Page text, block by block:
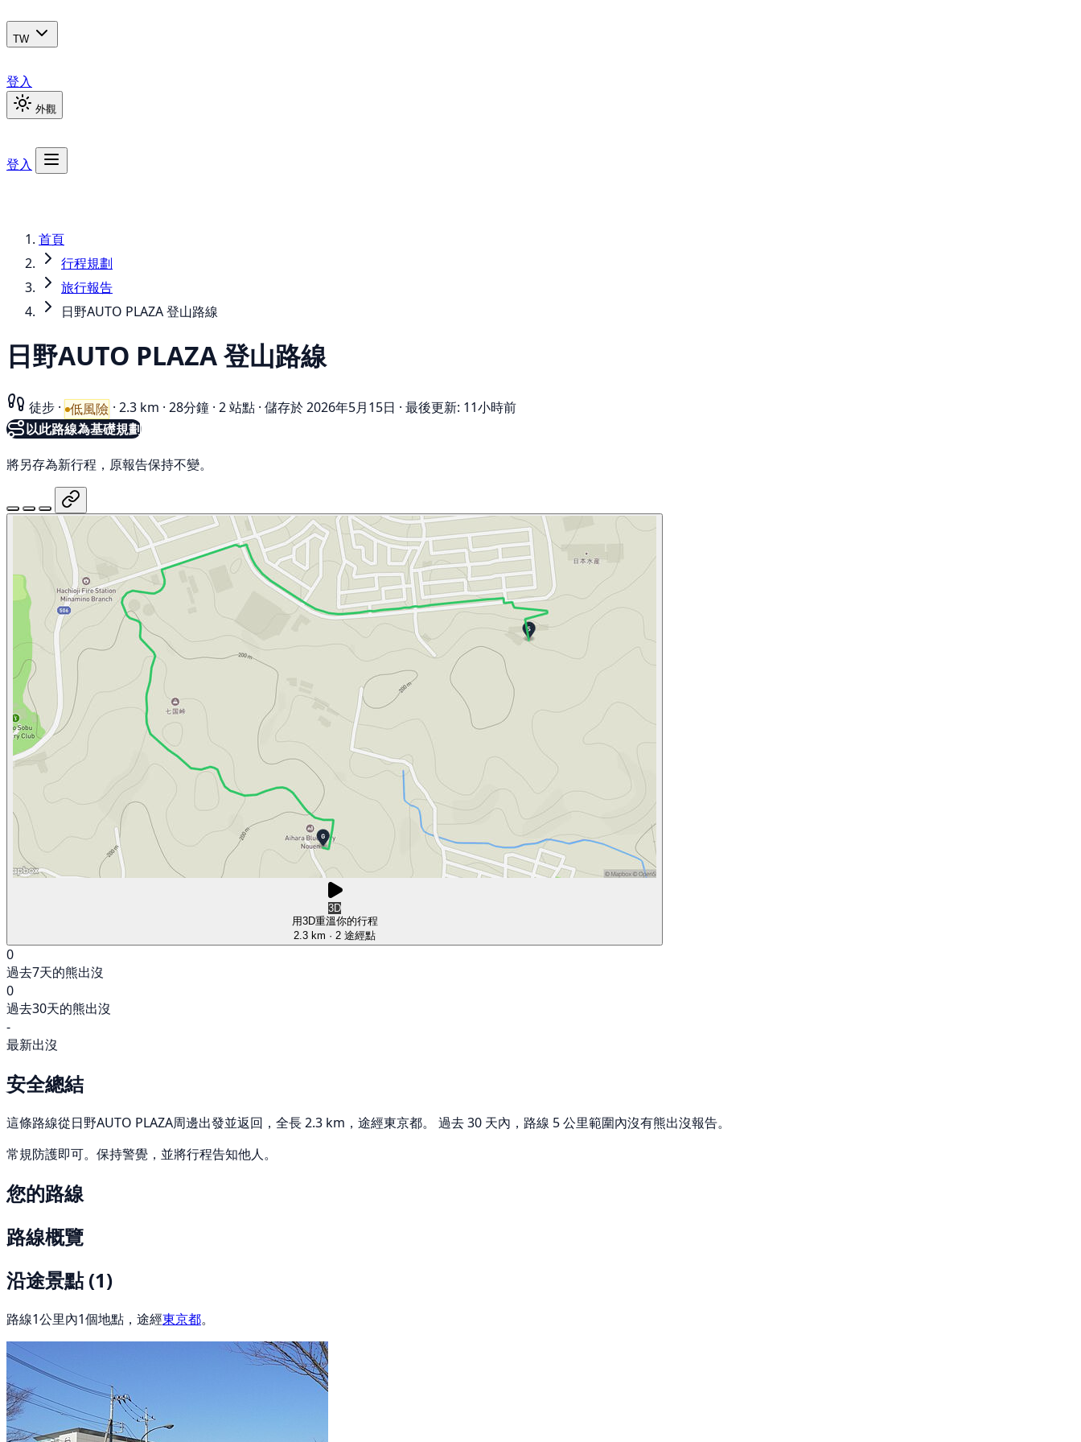
TW
登入
外觀
登入
首頁
行程規劃
旅行報告
日野AUTO PLAZA 登山路線
日野AUTO PLAZA 登山路線
徒步 · 低風險 · 2.3 km · 28分鐘 · 2 站點 · 儲存於 2026年5月15日 · 最後更新: 11小時前
以此路線為基礎規劃
將另存為新行程，原報告保持不變。
3D
用3D重溫你的行程
2.3 km · 2 途經點
0
過去7天的熊出沒
0
過去30天的熊出沒
-
最新出沒
安全總結
這條路線從日野AUTO PLAZA周邊出發並返回，全長 2.3 km，途經東京都。 過去 30 天內，路線 5 公里範圍內沒有熊出沒報告。
常規防護即可。保持警覺，並將行程告知他人。
您的路線
路線概覽
沿途景點(1)
路線1公里內1個地點，途經東京都。